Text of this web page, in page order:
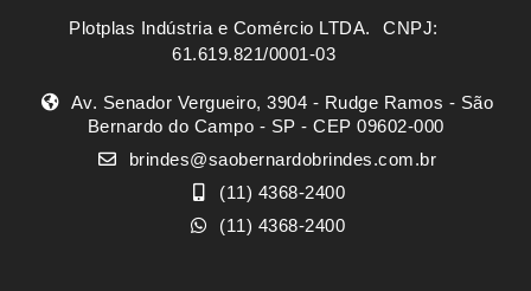
Plotplas Indústria e Comércio LTDA. ㅤㅤㅤ CNPJ:
61.619.821/0001-03
Av. Senador Vergueiro, 3904 - Rudge Ramos - São
Bernardo do Campo - SP - CEP 09602-000
brindes@saobernardobrindes.com.br
(11) 4368-2400
(11) 4368-2400